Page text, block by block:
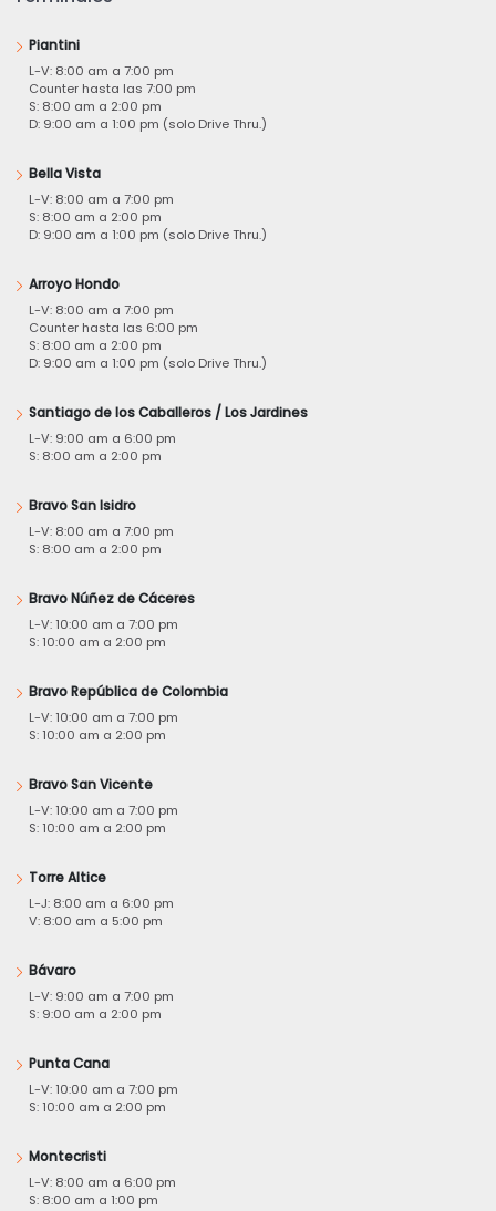
Piantini
L-V: 8:00 am a 7:00 pm
Counter hasta las 7:00 pm
S: 8:00 am a 2:00 pm
D: 9:00 am a 1:00 pm (solo Drive Thru.)
Bella Vista
L-V: 8:00 am a 7:00 pm
S: 8:00 am a 2:00 pm
D: 9:00 am a 1:00 pm (solo Drive Thru.)
Arroyo Hondo
L-V: 8:00 am a 7:00 pm
Counter hasta las 6:00 pm
S: 8:00 am a 2:00 pm
D: 9:00 am a 1:00 pm (solo Drive Thru.)
Santiago de los Caballeros / Los Jardines
L-V: 9:00 am a 6:00 pm
S: 8:00 am a 2:00 pm
Bravo San Isidro
L-V: 8:00 am a 7:00 pm
S: 8:00 am a 2:00 pm
Bravo Núñez de Cáceres
L-V: 10:00 am a 7:00 pm
S: 10:00 am a 2:00 pm
Bravo República de Colombia
L-V: 10:00 am a 7:00 pm
S: 10:00 am a 2:00 pm
Bravo San Vicente
L-V: 10:00 am a 7:00 pm
S: 10:00 am a 2:00 pm
Torre Altice
L-J: 8:00 am a 6:00 pm
V: 8:00 am a 5:00 pm
Bávaro
L-V: 9:00 am a 7:00 pm
S: 9:00 am a 2:00 pm
Punta Cana
L-V: 10:00 am a 7:00 pm
S: 10:00 am a 2:00 pm
Montecristi
L-V: 8:00 am a 6:00 pm
S: 8:00 am a 1:00 pm